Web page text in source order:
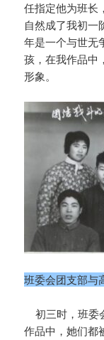
任指定他为班长
自然成了我初一
年是一个与世无
孩，在我作品中
形象。
班委会团支部与
初三时，班委
作品中，她们都